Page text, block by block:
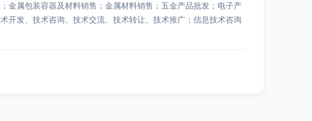
金属包装容器及材料销售；金属材料销售；五金产品批发；电子产
开发、技术咨询、技术交流、技术转让、技术推广；信息技术咨询